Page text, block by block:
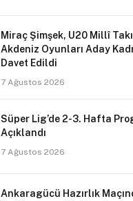
Miraç Şimşek, U20 Millî
Akdeniz Oyunları Aday
Davet Edildi
7 Ağustos 2026
Süper Lig’de 2-3. Hafta
Açıklandı
7 Ağustos 2026
Ankaragücü Hazırlık